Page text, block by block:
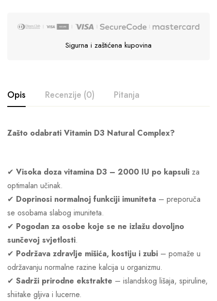
Sigurna i zaštićena kupovina
Opis Recenzije (0) Pitanja
Zašto odabrati Vitamin D3 Natural Complex?
✔ Visoka doza vitamina D3 – 2000 IU po kapsuli za
optimalan učinak.
✔ Doprinosi normalnoj funkciji imuniteta – preporuča
se osobama slabog imuniteta.
✔ Pogodan za osobe koje se ne izlažu dovoljno
sunčevoj svjetlosti.
✔ Podržava zdravlje mišića, kostiju i zubi – pomaže u
održavanju normalne razine kalcija u organizmu.
✔ Sadrži prirodne ekstrakte – islandskog lišaja, spiruline,
shiitake gljiva i lucerne.